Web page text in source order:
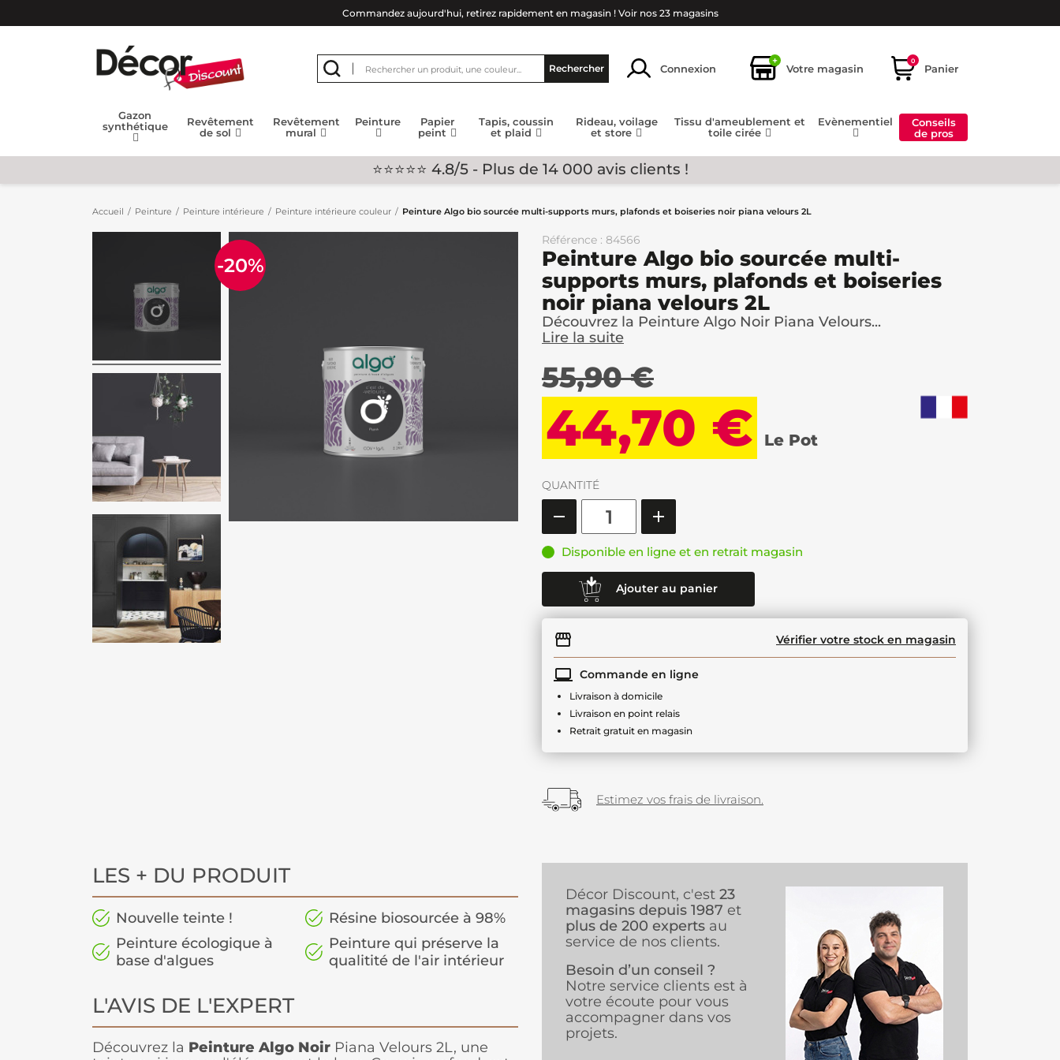
Commandez aujourd'hui, retirez rapidement en magasin ! Voir nos 23 magasins
Rechercher Connexion
+
Votre magasin
0
Panier
Gazon
synthétique
Revêtement
de sol
Revêtement
mural
Peinture
Papier
peint
Tapis, coussin
et plaid
Rideau, voilage
et store
Tissu d'ameublement et
toile cirée
Evènementiel
Conseils
de pros
⭐⭐⭐⭐⭐ 4.8/5 - Plus de 14 000 avis clients !
Accueil Peinture Peinture intérieure Peinture intérieure couleur Peinture Algo bio sourcée multi-supports murs, plafonds et boiseries noir piana velours 2L
-20%
Référence : 84566
Peinture Algo bio sourcée multi-
supports murs, plafonds et boiseries
noir piana velours 2L
Découvrez la Peinture Algo Noir Piana Velours...
Lire la suite
55,90 €
44,70 € Le Pot
QUANTITÉ
Disponible en ligne et en retrait magasin
Ajouter au panier
Vérifier votre stock en magasin
Commande en ligne
Livraison à domicile
Livraison en point relais
Retrait gratuit en magasin
Estimez vos frais de livraison.
LES + DU PRODUIT
Nouvelle teinte !
Résine biosourcée à 98%
Peinture écologique à
base d'algues
Peinture qui préserve la
qualitité de l'air intérieur
L'AVIS DE L'EXPERT
Découvrez la Peinture Algo Noir Piana Velours 2L, une
Décor Discount, c'est 23
magasins depuis 1987 et
plus de 200 experts au
service de nos clients.
Besoin d’un conseil ?
Notre service clients est à
votre écoute pour vous
accompagner dans vos
projets.